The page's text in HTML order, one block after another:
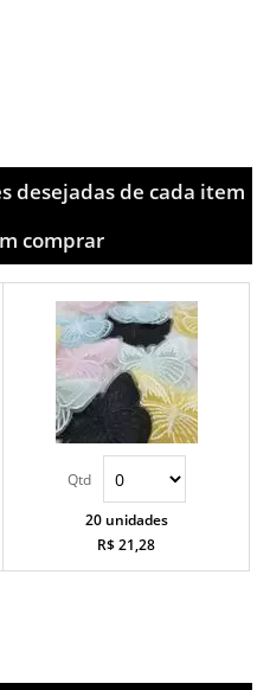
desejadas de cada item
comprar
20 unidades
R$ 21,28